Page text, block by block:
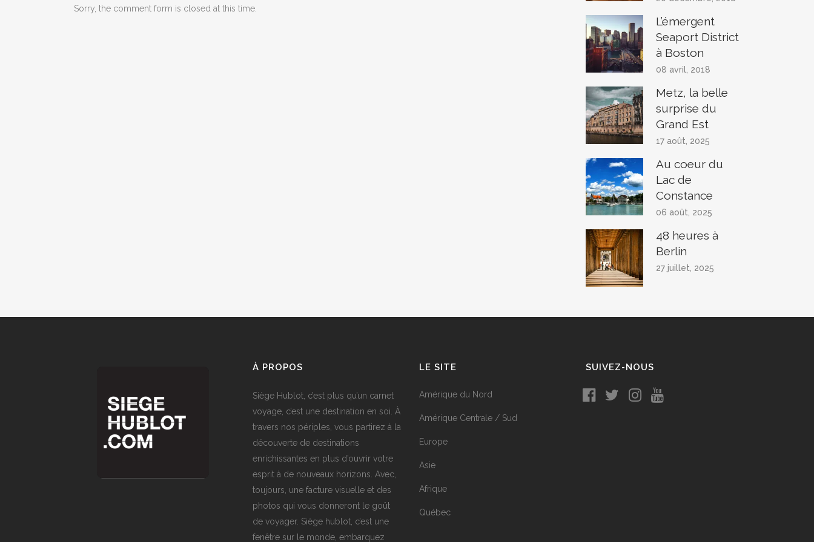
Sorry, the comment form is closed at this time.
L’émergent
Seaport District
à Boston
08 avril, 2018
Metz, la belle
surprise du
Grand Est
17 août, 2025
Au coeur du
Lac de
Constance
06 août, 2025
48 heures à
Berlin
27 juillet, 2025
À PROPOS
Siège Hublot, c’est plus qu’un carnet
voyage, c’est une destination en soi. À
travers nos périples, vous partirez à la
découverte de destinations
enrichissantes en plus d’ouvrir votre
esprit à de nouveaux horizons. Avec,
toujours, une facture visuelle et des
photos qui vous donneront le goût
de voyager. Siège hublot, c’est une
fenêtre sur le monde, embarquez
LE SITE
Amérique du Nord
Amérique Centrale / Sud
Europe
Asie
Afrique
Québec
SUIVEZ-NOUS